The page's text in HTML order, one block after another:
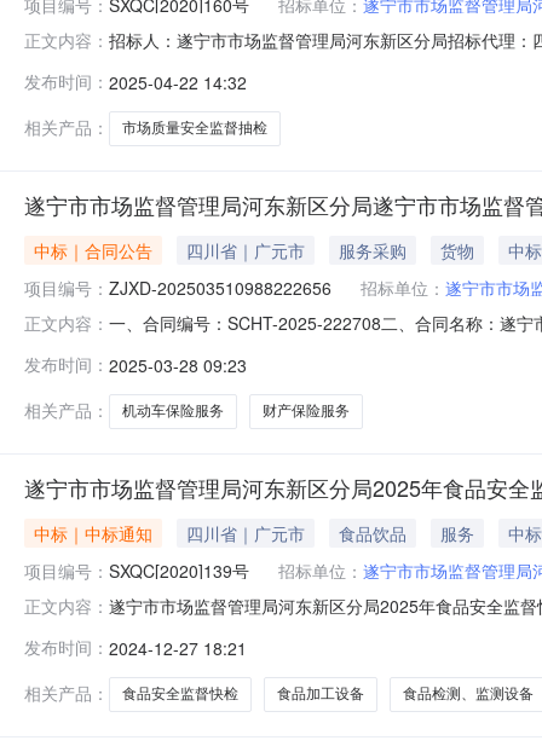
正文内容： 招标人：遂宁市市场监督管理局河东新区分局招标代理
争性磋商方式进行采购，特邀请符合本次采购要求的供
发布时间： 2025-04-22 14:32
相关产品：
市场质量安全监督抽检
遂宁市市场监督管理局河东新区分局遂宁市市场监
中标｜合同公告 四川省｜广元市 服务采购 货物
中
项目编号： ZJXD-202503510988222656 招标单位： 遂宁市市场
正文内容： 一、合同编号：SCHT-2025-222708二、合同名称：遂
式：17877761199供应商(乙方)：锦泰财产保险股份有
发布时间： 2025-03-28 09:23
相关产品：
机动车保险服务 财产保险服务
遂宁市市场监督管理局河东新区分局2025年食品安全
中标｜中标通知 四川省｜广元市 食品饮品 服务
中
项目编号： SXQC[2020]139号 招标单位： 遂宁市市场监督管理局
正文内容： 遂宁市市场监督管理局河东新区分局2025年食品安全监
兴盛西路2号1栋4层1号中标（成交）金额：25.1000000
司遂宁市
发布时间： 2024-12-27 18:21
相关产品：
食品安全监督快检 食品加工设备 食品检测、监测设备